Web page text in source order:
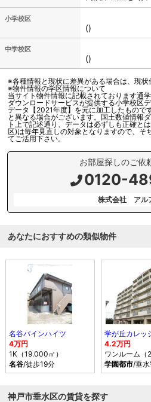
小学校区
()
中学校区
()
※各種情報と現状に差異がある場合は、現状
※物件情報の学区情報について
当サイト物件情報に記載されております通
ダウンロードサービスが提供する小学校区
データ【2021年度】を元に加工したもので
と異なる場合がございます。国土数値情報
ト上で記述通り、データは必ずしも正確と
区)は毎年見直しの対象となりますので、そ
てご活用下さい。
お部屋探しのご依
0120-
株式会社 アル
あなたにおすすめの類似物件
名谷パインハイツ
4万円
1K（19.000㎡）
名谷/徒歩19分
学が丘カレッ
4.2万円
ワンルーム（
学園都市/垂
神戸市垂水区の賃貸を探す